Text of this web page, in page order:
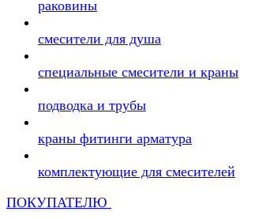
раковины
смесители для душа
специальные смесители и краны
подводка и трубы
краны фитинги арматура
комплектующие для смесителей
ПОКУПАТЕЛЮ